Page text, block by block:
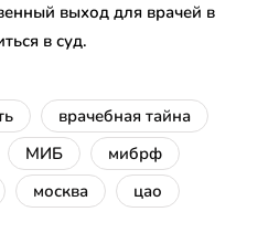
выход для врачей в
в суд.
врачебная тайна
МИБ
мибрф
москва цао